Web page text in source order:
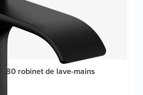
80 robinet de lave-mains